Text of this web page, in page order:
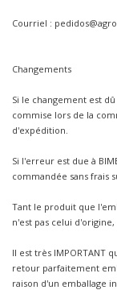
Courriel :
Changements
Si le changement est
commise lors de la
d'expédition.
Si l'erreur est due à
commandée sans frais
Tant le produit que
n'est pas celui
Il est très IMPORTANT
retour parfaitement
raison d'un emballage